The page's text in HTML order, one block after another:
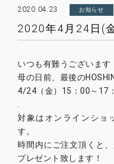
2020.04.23 お知らせ
いつも有難うございます
母の日前、最後の
4/24（金）15：00～17
対象はオンラインショ
す。
時間内にご注文頂くと
プレゼント致します！